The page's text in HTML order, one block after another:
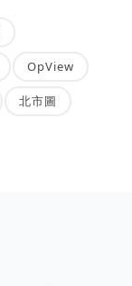
OpView
北市圖